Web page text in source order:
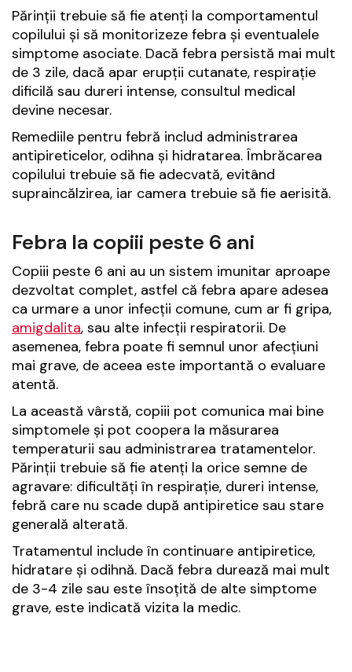
Părinții trebuie să fie atenți la comportamentul
copilului și să monitorizeze febra și eventualele
simptome asociate. Dacă febra persistă mai mult
de 3 zile, dacă apar erupții cutanate, respirație
dificilă sau dureri intense, consultul medical
devine necesar.
Remediile pentru febră includ administrarea
antipireticelor, odihna și hidratarea. Îmbrăcarea
copilului trebuie să fie adecvată, evitând
supraincălzirea, iar camera trebuie să fie aerisită.
Febra la copiii peste 6 ani
Copiii peste 6 ani au un sistem imunitar aproape
dezvoltat complet, astfel că febra apare adesea
ca urmare a unor infecții comune, cum ar fi gripa,
amigdalita, sau alte infecții respiratorii. De
asemenea, febra poate fi semnul unor afecțiuni
mai grave, de aceea este importantă o evaluare
atentă.
La această vârstă, copiii pot comunica mai bine
simptomele și pot coopera la măsurarea
temperaturii sau administrarea tratamentelor.
Părinții trebuie să fie atenți la orice semne de
agravare: dificultăți în respirație, dureri intense,
febră care nu scade după antipiretice sau stare
generală alterată.
Tratamentul include în continuare antipiretice,
hidratare și odihnă. Dacă febra durează mai mult
de 3-4 zile sau este însoțită de alte simptome
grave, este indicată vizita la medic.